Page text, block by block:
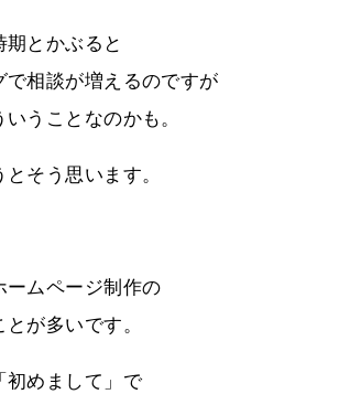
とかぶると
で相談が増えるのですが
うことなのかも。
そう思います。
ームページ制作の
が多いです。
初めまして」で